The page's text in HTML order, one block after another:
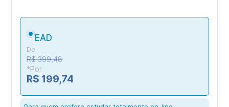
EAD
De
R$ 399,48
*Por
R$ 199,74